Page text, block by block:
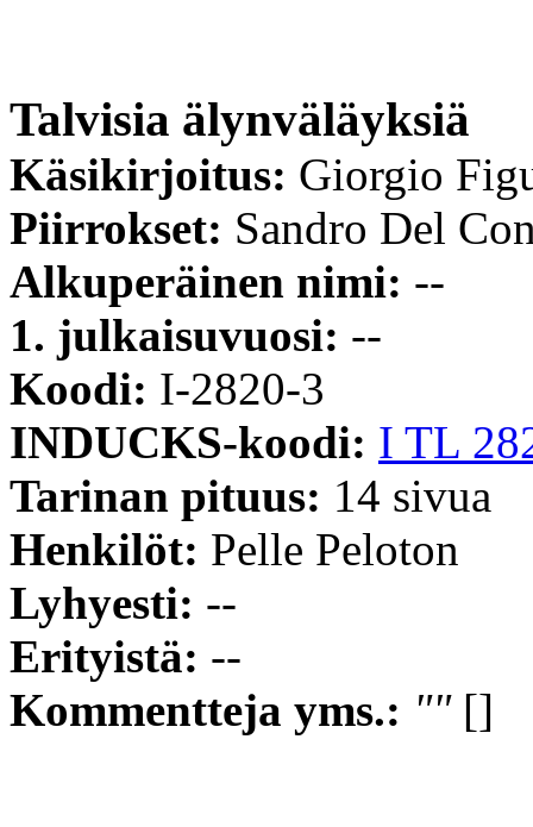
Talvisia älynväläyksiä
Käsikirjoitus: Giorgio
Piirrokset: Sandro Del
Alkuperäinen nimi: --
1. julkaisuvuosi: --
Koodi: I-2820-3
INDUCKS-koodi: I TL
Tarinan pituus: 14 sivua
Henkilöt: Pelle Peloton
Lyhyesti: --
Erityistä: --
Kommentteja yms.: ""[]